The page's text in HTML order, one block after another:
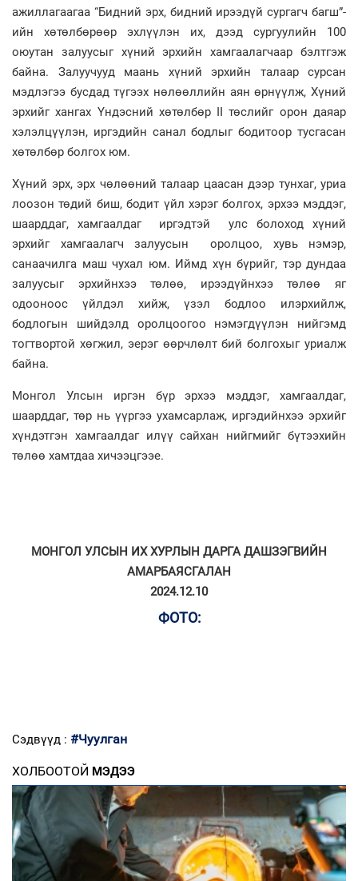
ажиллагаагаа “Бидний эрх, бидний ирээдүй сургагч багш”-
ийн хөтөлбөрөөр эхлүүлэн их, дээд сургуулийн 100
оюутан залуусыг хүний эрхийн хамгаалагчаар бэлтгэж
байна. Залуучууд маань хүний эрхийн талаар сурсан
мэдлэгээ бусдад түгээх нөлөөллийн аян өрнүүлж, Хүний
эрхийг хангах Үндэсний хөтөлбөр II төслийг орон даяар
хэлэлцүүлэн, иргэдийн санал бодлыг бодитоор тусгасан
хөтөлбөр болгох юм.
Хүний эрх, эрх чөлөөний талаар цаасан дээр тунхаг, уриа
лоозон төдий биш, бодит үйл хэрэг болгох, эрхээ мэддэг,
шаарддаг, хамгаалдаг иргэдтэй улс болоход хүний
эрхийг хамгаалагч залуусын оролцоо, хувь нэмэр,
санаачилга маш чухал юм. Иймд хүн бүрийг, тэр дундаа
залуусыг эрхийнхээ төлөө, ирээдүйнхээ төлөө яг
одооноос үйлдэл хийж, үзэл бодлоо илэрхийлж,
бодлогын шийдэлд оролцоогоо нэмэгдүүлэн нийгэмд
тогтвортой хөгжил, эерэг өөрчлөлт бий болгохыг уриалж
байна.
Монгол Улсын иргэн бүр эрхээ мэддэг, хамгаалдаг,
шаарддаг, төр нь үүргээ ухамсарлаж, иргэдийнхээ эрхийг
хүндэтгэн хамгаалдаг илүү сайхан нийгмийг бүтээхийн
төлөө хамтдаа хичээцгээе.
МОНГОЛ УЛСЫН ИХ ХУРЛЫН ДАРГА ДАШЗЭГВИЙН
АМАРБАЯСГАЛАН
​​​​​​​2024.12.10
ФОТО:
Сэдвүүд : #Чуулган
ХОЛБООТОЙ МЭДЭЭ